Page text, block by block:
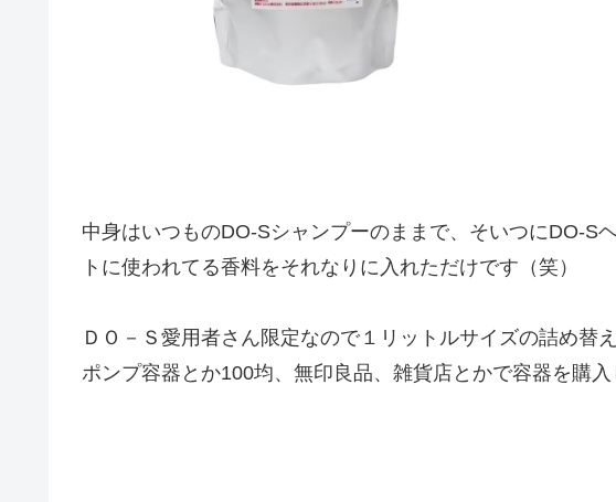
中身はいつものDO-Sシャンプーのままで、そいつにDO-S
トに使われてる香料をそれなりに入れただけです（笑）
ＤＯ－Ｓ愛用者さん限定なので１リットルサイズの詰め替
ポンプ容器とか100均、無印良品、雑貨店とかで容器を購入